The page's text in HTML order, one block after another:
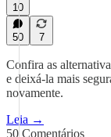
10
50 7
Confira as
e deixá-la mais
novamente.
Leia →
50 Comentários